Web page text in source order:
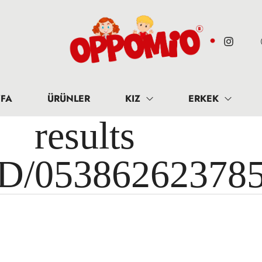
ÜRÜNLER KIZ ERKEK
results